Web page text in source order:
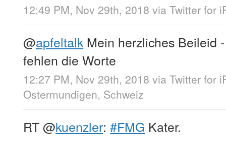
12:49 PM, Nov 29th, 2018 via Twitter for
@apfeltalk Mein herzliches Beileid
fehlen die Worte
12:27 PM, Nov 29th, 2018 via Twitter for
Ostermundigen, Schweiz
RT@kuenzler: #FMG Kater.